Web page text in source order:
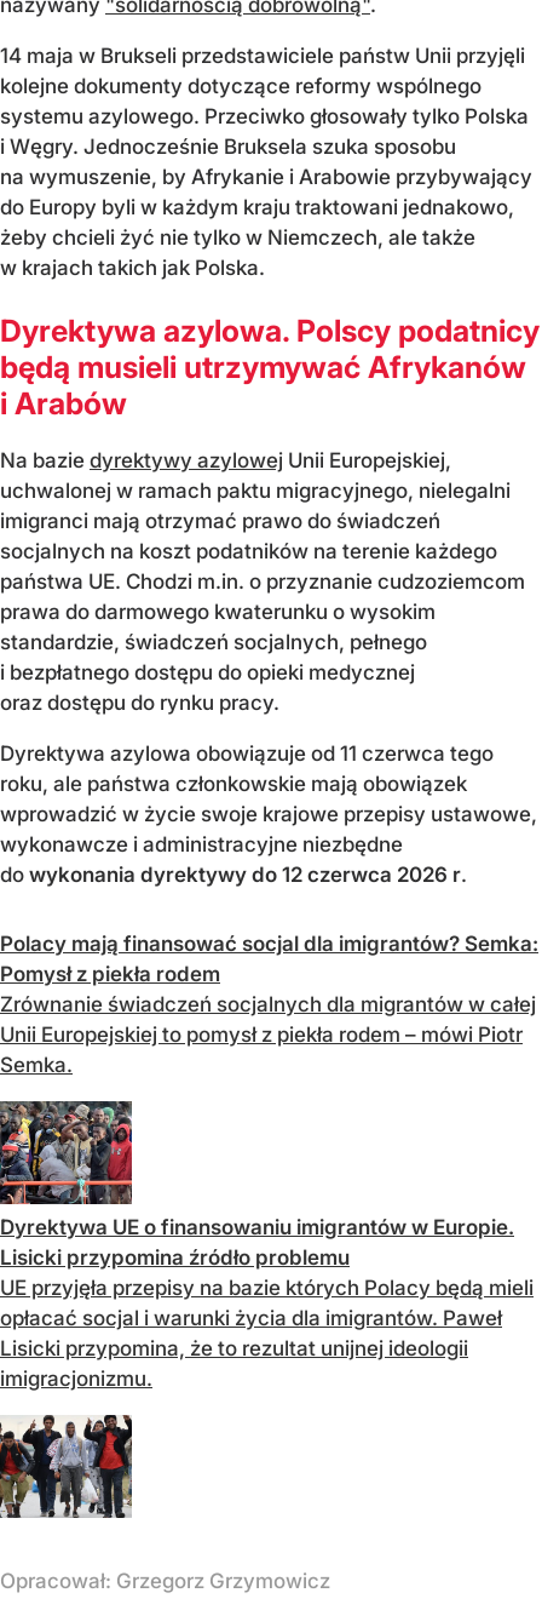
14 maja w Brukseli przedstawiciele państw Unii przyjęli
kolejne dokumenty dotyczące reformy wspólnego
systemu azylowego. Przeciwko głosowały tylko Polska
i Węgry. Jednocześnie Bruksela szuka sposobu
na wymuszenie, by Afrykanie i Arabowie przybywający
do Europy byli w każdym kraju traktowani jednakowo,
żeby chcieli żyć nie tylko w Niemczech, ale także
w krajach takich jak Polska.
Dyrektywa azylowa. Polscy podatnicy
będą musieli utrzymywać Afrykanów
i Arabów
Na bazie dyrektywy azylowej Unii Europejskiej,
uchwalonej w ramach paktu migracyjnego, nielegalni
imigranci mają otrzymać prawo do świadczeń
socjalnych na koszt podatników na terenie każdego
państwa UE. Chodzi m.in. o przyznanie cudzoziemcom
prawa do darmowego kwaterunku o wysokim
standardzie, świadczeń socjalnych, pełnego
i bezpłatnego dostępu do opieki medycznej
oraz dostępu do rynku pracy.
Dyrektywa azylowa obowiązuje od 11 czerwca tego
roku, ale państwa członkowskie mają obowiązek
wprowadzić w życie swoje krajowe przepisy ustawowe,
wykonawcze i administracyjne niezbędne
do wykonania dyrektywy do 12 czerwca 2026 r.
Polacy mają finansować socjal dla imigrantów? Semka:
Pomysł z piekła rodem
Zrównanie świadczeń socjalnych dla migrantów w całej
Unii Europejskiej to pomysł z piekła rodem – mówi Piotr
Semka.
Dyrektywa UE o finansowaniu imigrantów w Europie.
Lisicki przypomina źródło problemu
UE przyjęła przepisy na bazie których Polacy będą mieli
opłacać socjal i warunki życia dla imigrantów. Paweł
Lisicki przypomina, że to rezultat unijnej ideologii
imigracjonizmu.
Opracował: Grzegorz Grzymowicz